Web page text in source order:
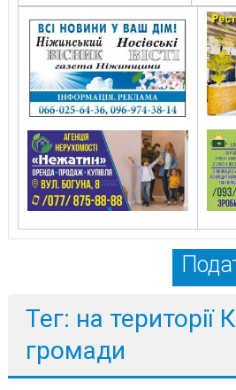
Тег: на території
громади